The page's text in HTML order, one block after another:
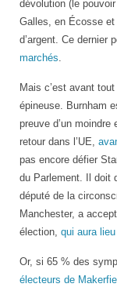
dévolution (le
Galles, en Écosse et
d’argent. Ce dernier
marchés.
Mais c’est avant
épineuse. Burnham
preuve d’un moindre
retour dans l’UE,
pas encore défier
du Parlement. Il doit
député de la
Manchester, a
élection, qui aura
Or, si 65 % des
électeurs de